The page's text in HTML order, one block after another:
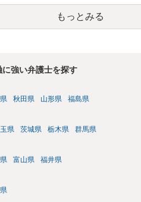
を相談者様が相続するという状態に
談者様にも関係することだとして相談
もっとみる
強い弁護士を探す
秋田県 山形県 福島県
県 茨城県 栃木県 群馬県
富山県 福井県